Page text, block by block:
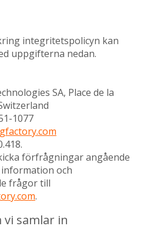
integritetspolicyn kan
uppgifterna nedan.
SA, Place de la
1077
förfrågningar angående
och
frågor till
.
samlar in